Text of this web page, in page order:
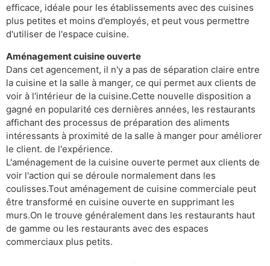
efficace, idéale pour les établissements avec des cuisines
plus petites et moins d'employés, et peut vous permettre
d'utiliser de l'espace cuisine.
Aménagement cuisine ouverte
Dans cet agencement, il n'y a pas de séparation claire entre
la cuisine et la salle à manger, ce qui permet aux clients de
voir à l'intérieur de la cuisine.Cette nouvelle disposition a
gagné en popularité ces dernières années, les restaurants
affichant des processus de préparation des aliments
intéressants à proximité de la salle à manger pour améliorer
le client. de l'expérience.
L'aménagement de la cuisine ouverte permet aux clients de
voir l'action qui se déroule normalement dans les
coulisses.Tout aménagement de cuisine commerciale peut
être transformé en cuisine ouverte en supprimant les
murs.On le trouve généralement dans les restaurants haut
de gamme ou les restaurants avec des espaces
commerciaux plus petits.